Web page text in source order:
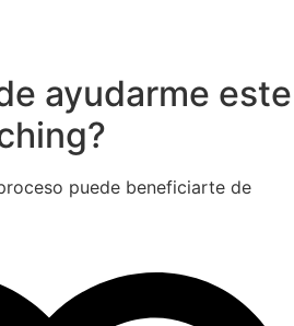
ayudarme este
puede beneficiarte de